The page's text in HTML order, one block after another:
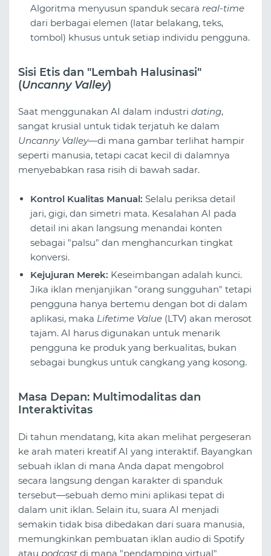
Algoritma menyusun spanduk secara real-time
dari berbagai elemen (latar belakang, teks,
tombol) khusus untuk setiap individu pengguna.
Sisi Etis dan "Lembah Halusinasi"
(Uncanny Valley)
Saat menggunakan AI dalam industri dating,
sangat krusial untuk tidak terjatuh ke dalam
Uncanny Valley—di mana gambar terlihat hampir
seperti manusia, tetapi cacat kecil di dalamnya
menyebabkan rasa risih di bawah sadar.
Kontrol Kualitas Manual: Selalu periksa detail
jari, gigi, dan simetri mata. Kesalahan AI pada
detail ini akan langsung menandai konten
sebagai "palsu" dan menghancurkan tingkat
konversi.
Kejujuran Merek: Keseimbangan adalah kunci.
Jika iklan menjanjikan "orang sungguhan" tetapi
pengguna hanya bertemu dengan bot di dalam
aplikasi, maka Lifetime Value (LTV) akan merosot
tajam. AI harus digunakan untuk menarik
pengguna ke produk yang berkualitas, bukan
sebagai bungkus untuk cangkang yang kosong.
Masa Depan: Multimodalitas dan
Interaktivitas
Di tahun mendatang, kita akan melihat pergeseran
ke arah materi kreatif AI yang interaktif. Bayangkan
sebuah iklan di mana Anda dapat mengobrol
secara langsung dengan karakter di spanduk
tersebut—sebuah demo mini aplikasi tepat di
dalam unit iklan. Selain itu, suara AI menjadi
semakin tidak bisa dibedakan dari suara manusia,
memungkinkan pembuatan iklan audio di Spotify
atau podcast di mana "pendamping virtual"